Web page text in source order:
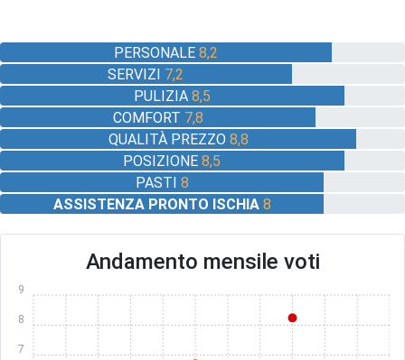
PERSONALE8,2
SERVIZI 7,2
PULIZIA 8,5
COMFORT 7,8
QUALITÀ PREZZO 8,8
POSIZIONE8,5
PASTI 8
ASSISTENZA PRONTO ISCHIA 8
Andamento mensile voti
7
8
9